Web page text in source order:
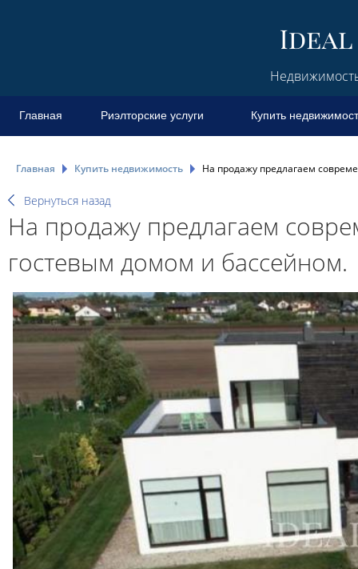
Главная Риэлторские услуги Купить
Главная Купить недвижимость На продажу предлагаем
Вернуться назад
На продажу предлагаем
гостевым домом и бассейном.